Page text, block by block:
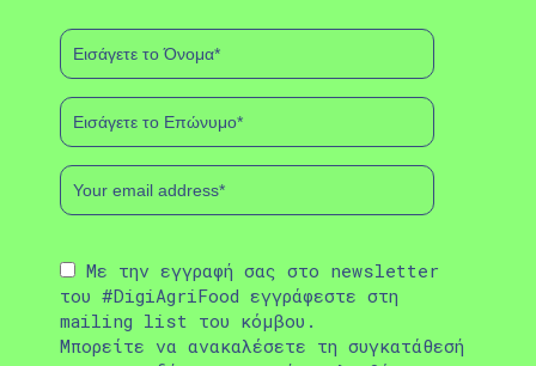
Με την εγγραφή σας στο newsletter
του #DigiAgriFood εγγράφεστε στη
mailing list του κόμβου.
Μπορείτε να ανακαλέσετε τη συγκατάθεσή